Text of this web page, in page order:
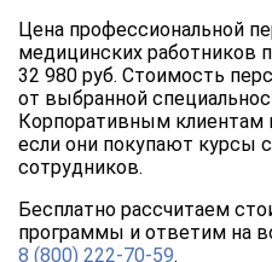
Цена профессиональной
медицинских работников
32 980 руб. Стоимость
от выбранной
Корпоративным клиентам
если они покупают курсы
сотрудников.
Бесплатно рассчитаем
программы и ответим на
8 (800) 222-70-59.